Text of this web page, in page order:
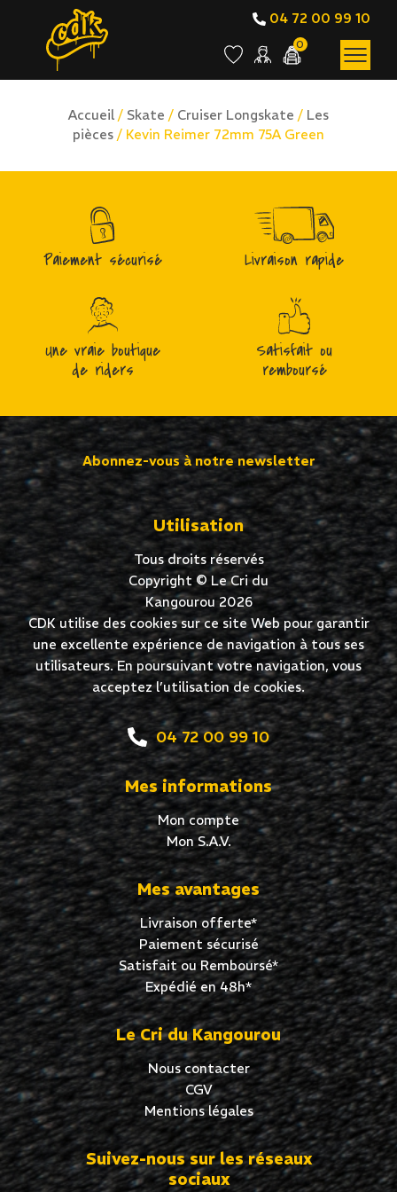
04 72 00 99 10
0
Accueil / Skate / Cruiser Longskate / Les
pièces / Kevin Reimer 72mm 75A Green
Paiement sécurisé Livraison rapide
Une vraie boutique
de riders
Satisfait ou
remboursé
Abonnez-vous à notre newsletter
Utilisation
Tous droits réservés
Copyright © Le Cri du
Kangourou 2026
CDK utilise des cookies sur ce site Web pour garantir
une excellente expérience de navigation à tous ses
utilisateurs. En poursuivant votre navigation, vous
acceptez l’utilisation de cookies.
04 72 00 99 10
Mes informations
Mon compte
Mon S.A.V.
Mes avantages
Livraison offerte*
Paiement sécurisé
Satisfait ou Remboursé*
Expédié en 48h*
Le Cri du Kangourou
Nous contacter
CGV
Mentions légales
Suivez-nous sur les réseaux
sociaux